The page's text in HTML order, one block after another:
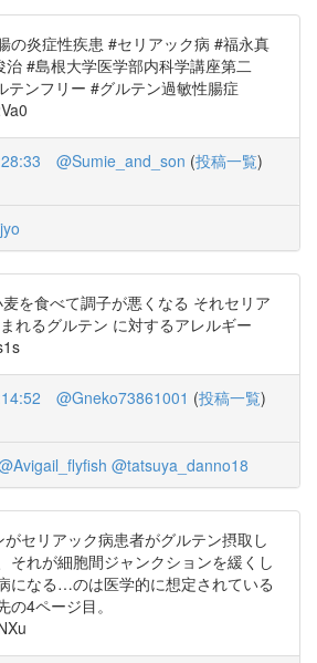
の炎症性疾患 #セリアック病 #福永真
#島根大学医学部内科学講座第二
テンフリー #グルテン過敏性腸症
@Sumie_and_son (投稿一覧)
を食べて調子が悪くなる それセリア
れるグルテン に対するアレルギー
@Gneko73861001 (投稿一覧)
@tatsuya_danno18
セリアック病患者がグルテン摂取し
それが細胞間ジャンクションを緩くし
になる…のは医学的に想定されている
4ページ目。